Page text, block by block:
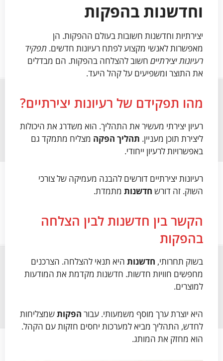
וחדשנות בהפקות
יצירתיות וחדשנות חשובות בעולם ההפקות. הן
מאפשרות לאנשי מקצוע לפתח רעיונות חדשים. תפקיד
רעיונות יצירתיים חשוב להצלחה בהפקות. הם מבדלים
את התוצר ומשפיעים על קהל היעד.
מהו תפקידם של רעיונות יצירתיים?
רעיון יצירתי מעשיר את התהליך. הוא משדרג את היכולות
ליצירת תוכן מעניין. תהליך הפקה מצליח מתמקד גם
באפשרויות לרעיון ייחודי.
רעיונות יצירתיים דורשים להבנה מעמיקה של צורכי
השוק. זה דורש חדשנות מתמדת.
הקשר בין חדשנות לבין הצלחה
בהפקות
בשוק תחרותי, חדשנות היא תנאי להצלחה. הצרכנים
מחפשים חוויות חדשות. חדשנות מקדמת את המודעות
למוצרים.
היא יוצרת ערך מוסף משמעותי. עבור הפקותשמצליחות
לחדש, התהליך מביא למערכות יחסים חזקות עם הקהל.
הוא מחזק את המותג.